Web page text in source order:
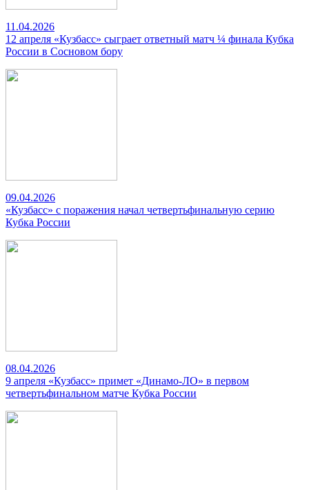
11.04.2026
12 апреля «Кузбасс» сыграет ответный матч ¼ финала Кубка
России в Сосновом бору
09.04.2026
«Кузбасс» с поражения начал четвертьфинальную серию
Кубка России
08.04.2026
9 апреля «Кузбасс» примет «Динамо-ЛО» в первом
четвертьфинальном матче Кубка России